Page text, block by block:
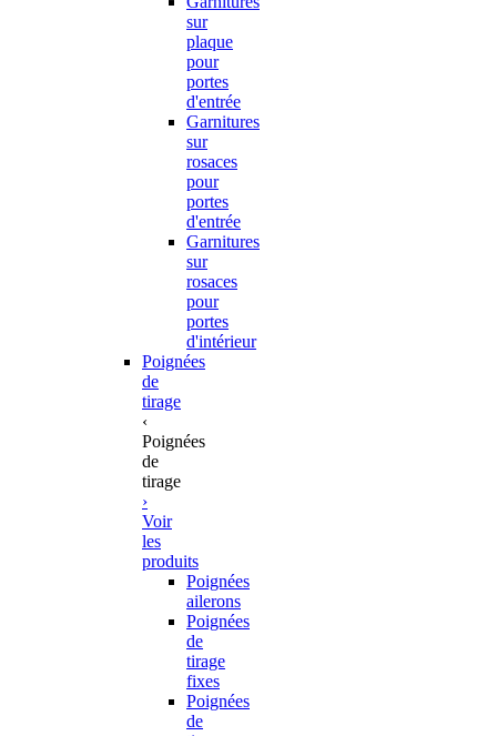
sur
plaque
pour
portes
d'entrée
Garnitures
sur
rosaces
pour
portes
d'entrée
Garnitures
sur
rosaces
pour
portes
d'intérieur
Poignées
de
tirage
‹
Poignées
de
tirage
›
Voir
les
produits
Poignées
ailerons
Poignées
de
tirage
fixes
Poignées
de